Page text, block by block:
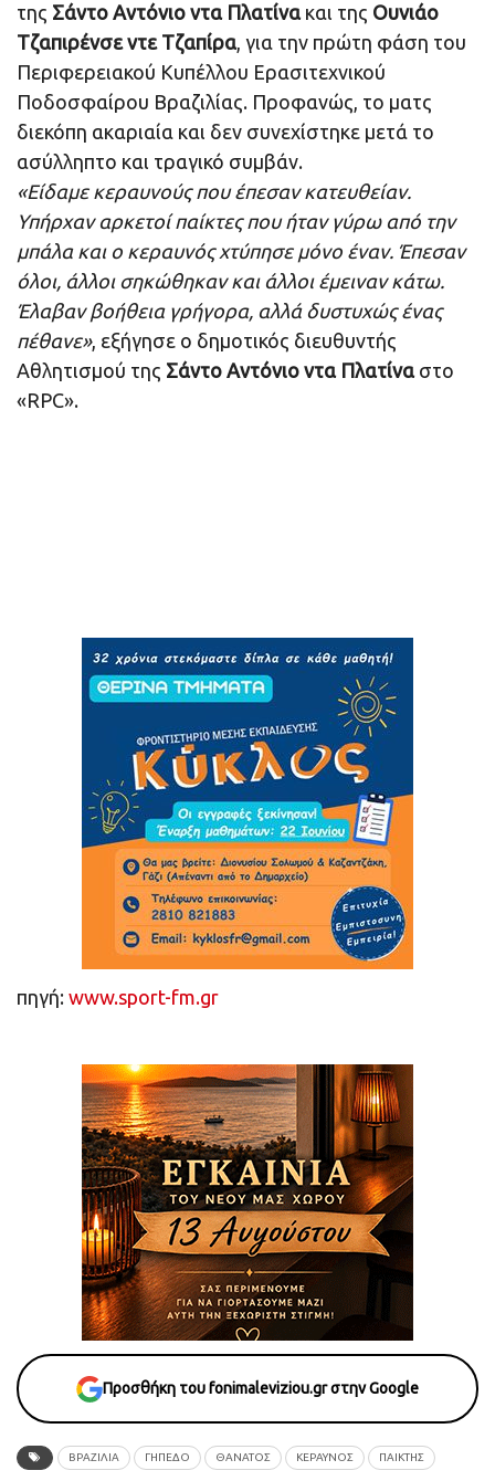
της Σάντο Αντόνιο ντα Πλατίνακαι της Ουνιάο
Τζαπιρένσε ντε Τζαπίρα, για την πρώτη φάση του
Περιφερειακού Κυπέλλου Ερασιτεχνικού
Ποδοσφαίρου Βραζιλίας. Προφανώς, το ματς
διεκόπη ακαριαία και δεν συνεχίστηκε μετά το
ασύλληπτο και τραγικό συμβάν.
«Είδαμε κεραυνούς που έπεσαν κατευθείαν.
Υπήρχαν αρκετοί παίκτες που ήταν γύρω από την
μπάλα και ο κεραυνός χτύπησε μόνο έναν. Έπεσαν
όλοι, άλλοι σηκώθηκαν και άλλοι έμειναν κάτω.
Έλαβαν βοήθεια γρήγορα, αλλά δυστυχώς ένας
πέθανε», εξήγησε ο δημοτικός διευθυντής
Αθλητισμού της Σάντο Αντόνιο ντα Πλατίναστο
«RPC».
πηγή: www.sport-fm.gr
Προσθήκη του fonimaleviziou.gr στην Google
ΒΡΑΖΙΛΙΑ ΓΉΠΕΔΟ ΘΑΝΑΤΟΣ ΚΕΡΑΥΝΌΣ ΠΑΙΚΤΗΣ